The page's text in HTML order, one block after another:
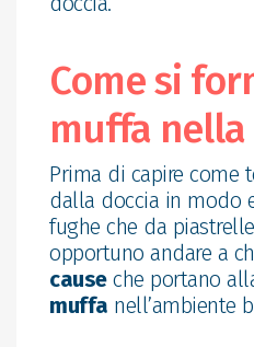
Come si
muffa
Prima di capire come
dalla doccia in modo
fughe che da
opportuno andare a
causeche portano
muffa nell’ambiente